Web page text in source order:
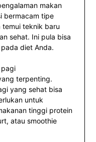
makan
bermacam tipe
temui teknik baru
sehat. Ini pula bisa
diet Anda.
terpenting.
yang sehat bisa
untuk
tinggi protein
atau smoothie